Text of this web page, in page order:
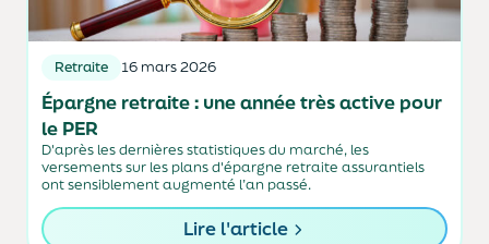
Retraite 16 mars 2026
Épargne retraite : une année très active pour
le PER
D'après les dernières statistiques du marché, les
versements sur les plans d'épargne retraite assurantiels
ont sensiblement augmenté l’an passé.
Lire l'article